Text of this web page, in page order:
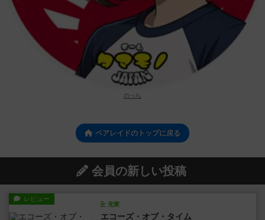
のっち
ベアレイドのトップに戻る
会員の新しい投稿
レビュー
充実
エコーズ・オブ・タイム